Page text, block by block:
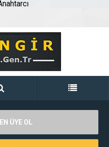
ÜYE OL